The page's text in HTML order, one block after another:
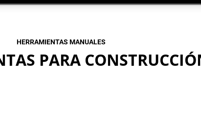
HERRAMIENTAS MANUALES
PARA